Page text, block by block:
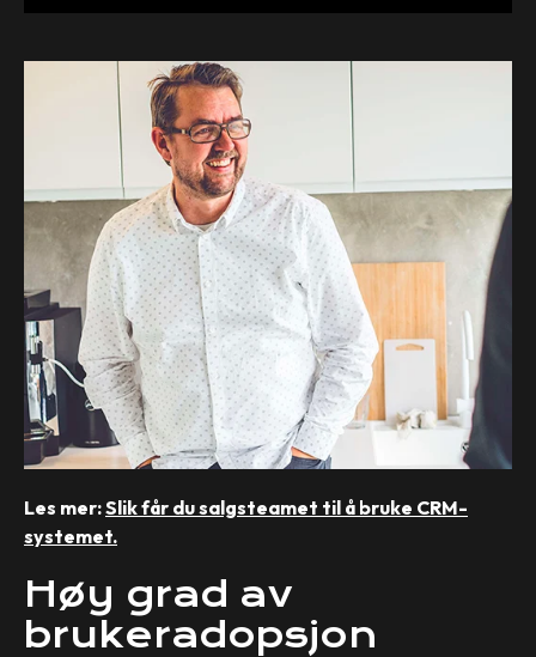
Les mer:Slik får du salgsteamet til å bruke CRM-
systemet.
Høy grad av
brukeradopsjon